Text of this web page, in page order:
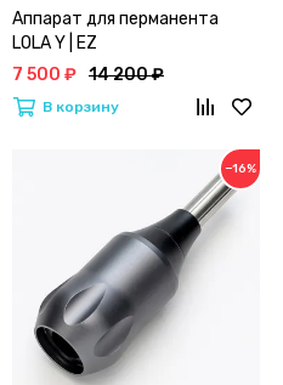
Аппарат для перманента
LOLA Y | EZ
7 500 ₽ 14 200 ₽
В корзину
−16%